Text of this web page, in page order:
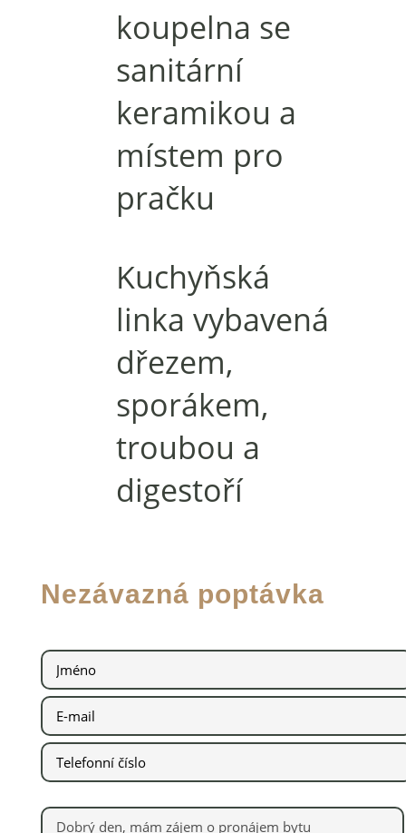
koupelna se
sanitární
keramikou a
místem pro
pračku
Kuchyňská
linka vybavená
dřezem,
sporákem,
troubou a
digestoří
Nezávazná poptávka